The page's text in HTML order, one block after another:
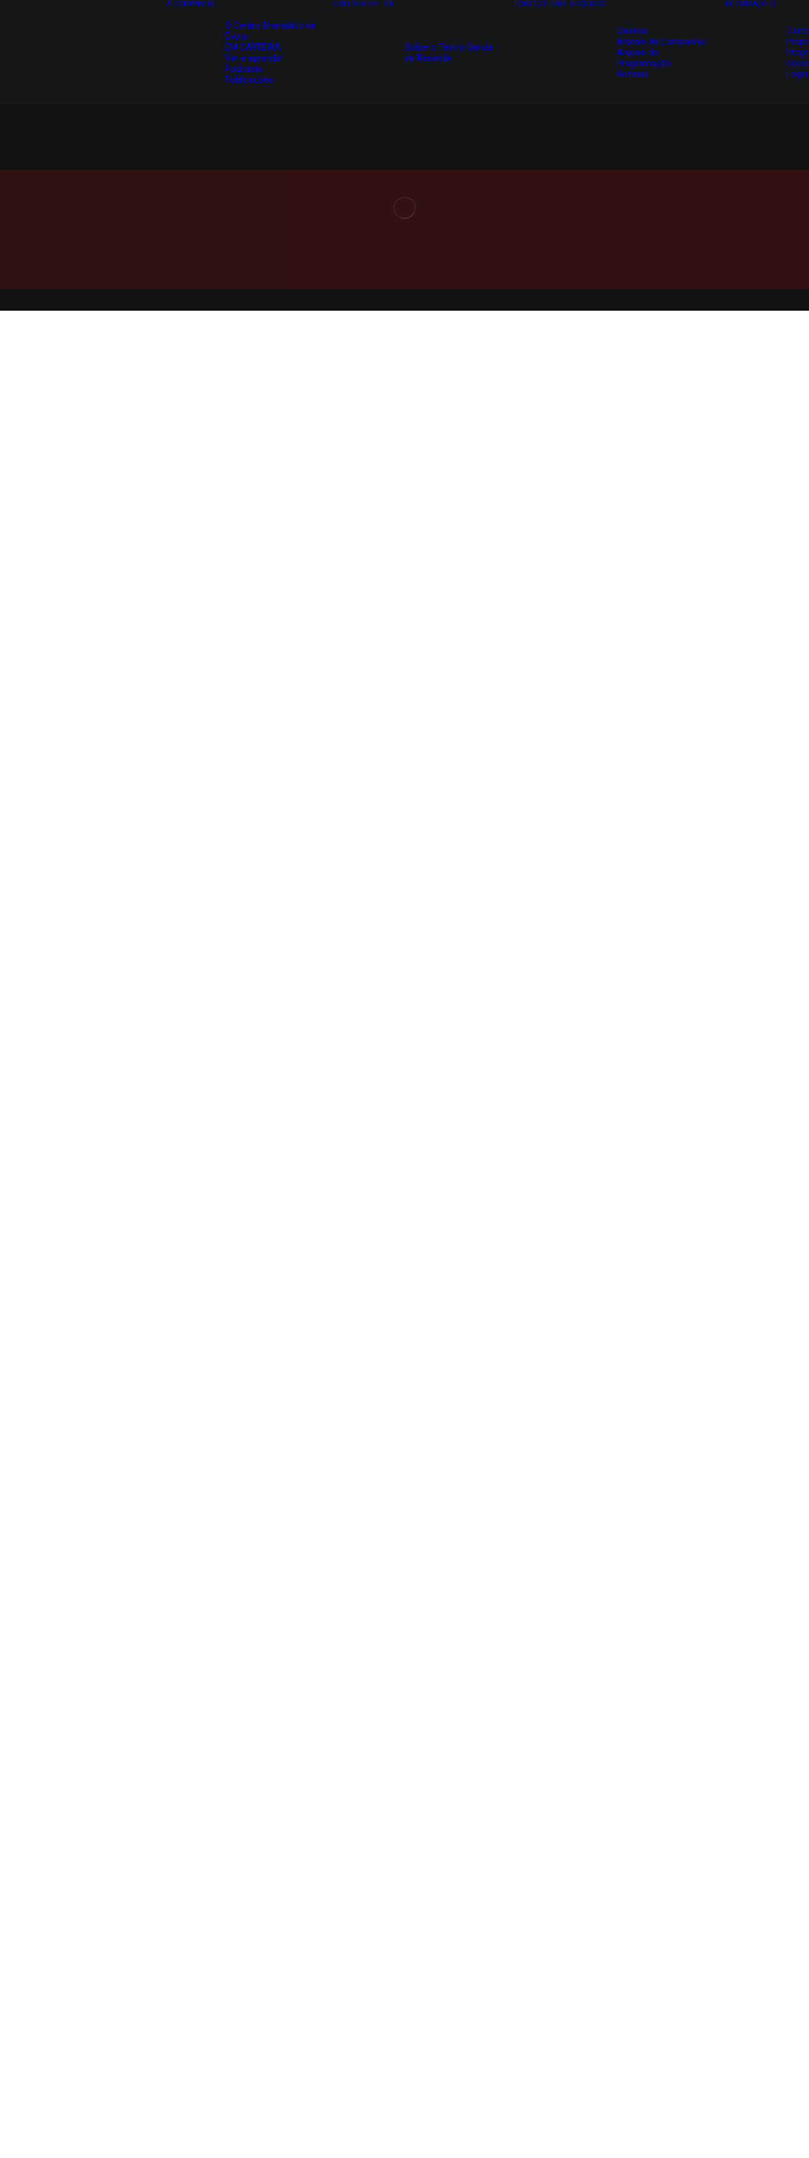
A COMPANHIA
O Centro Dramático de
Évora
EM CARTEIRA
Ver e aprender
Podcasts
Publicações
CALENDÁRIO TGR
Sobre o Teatro Garcia
de Resende
BONECOS BIME ARQUIVOS
Galerias
Arquivo da Companhia
Arquivo de
Programação
Notícias
INFORMAÇÕES
Login